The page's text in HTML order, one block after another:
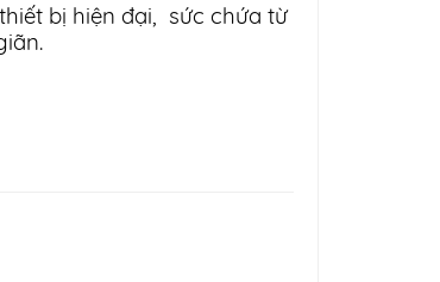
bị hiện đại, sức chứa từ